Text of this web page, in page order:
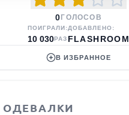
0 ГОЛОСОВ
ПОИГРАЛИ:
10 030РАЗ
ДОБАВЛЕНО:
FLASHROOM
В ИЗБРАННОЕ